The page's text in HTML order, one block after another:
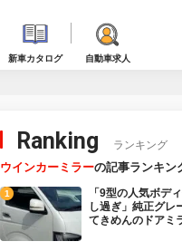
新車カタログ 自動車求人
Ranking ランキング
ウインカーミラーの記事ランキン
「9型の人気ボデ
し過ぎ」純正グレ
てきめんのドアミ